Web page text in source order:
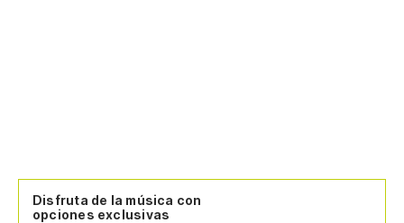
Disfruta de la música con
opciones exclusivas